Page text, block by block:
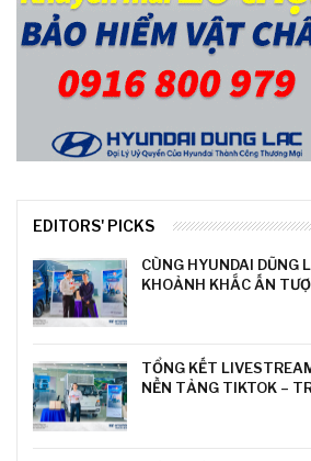
EDITORS' PICKS
CÙNG HYUNDAI DŨNG
KHOẢNH KHẮC ẤN
TỔNG KẾT
NỀN TẢNG TIKTOK –